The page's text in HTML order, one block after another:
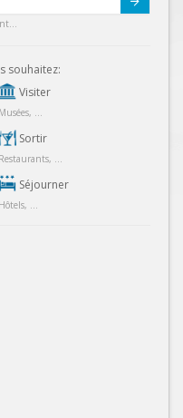
souhaitez:
Visiter
Musées, ...
Sortir
Restaurants, ...
Séjourner
Hôtels, ...